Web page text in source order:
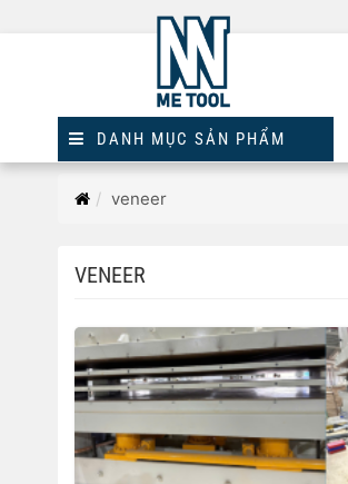
DANH MỤC SẢN PHẨM
Trangveneer
VENEER